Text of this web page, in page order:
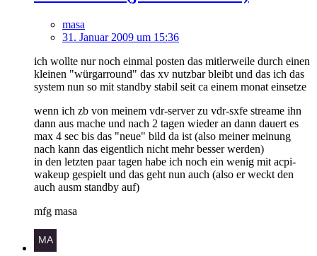
masa
31. Januar 2009 um 15:36
ich wollte nur noch einmal posten das mitlerweile durch einen
kleinen "würgarround" das xv nutzbar bleibt und das ich das
system nun so mit standby stabil seit ca einem monat einsetze
wenn ich zb von meinem vdr-server zu vdr-sxfe streame ihn
dann aus mache und nach 2 tagen wieder an dann dauert es
max 4 sec bis das "neue" bild da ist (also meiner meinung
nach kann das eigentlich nicht mehr besser werden)
in den letzten paar tagen habe ich noch ein wenig mit acpi-
wakeup gespielt und das geht nun auch (also er weckt den
auch ausm standby auf)
mfg masa